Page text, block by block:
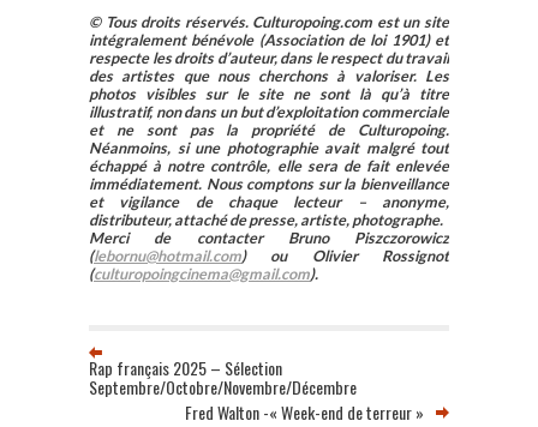
© Tous droits réservés. Culturopoing.com est un site
intégralement bénévole (Association de loi 1901) et
respecte les droits d’auteur, dans le respect du travail
des artistes que nous cherchons à valoriser. Les
photos visibles sur le site ne sont là qu’à titre
illustratif, non dans un but d’exploitation commerciale
et ne sont pas la propriété de Culturopoing.
Néanmoins, si une photographie avait malgré tout
échappé à notre contrôle, elle sera de fait enlevée
immédiatement. Nous comptons sur la bienveillance
et vigilance de chaque lecteur – anonyme,
distributeur, attaché de presse, artiste, photographe.
Merci de contacter Bruno Piszczorowicz
(lebornu@hotmail.com) ou Olivier Rossignot
(culturopoingcinema@gmail.com).
Rap français 2025 – Sélection
Septembre/Octobre/Novembre/Décembre
Fred Walton -« Week-end de terreur »